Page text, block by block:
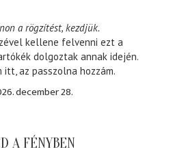
a rögzítést, kezdjük.
kellene felvenni ezt a
dolgoztak annak idején.
az passzolna hozzám.
december 28.
A FÉNYBEN